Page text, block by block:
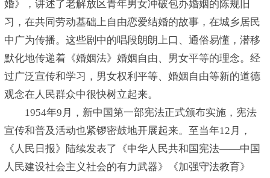
婚》，讲述了老解放区青年男女冲破包办婚姻的陈规旧
习，在共同劳动基础上自由恋爱结婚的故事，在城乡居民
中广为传播。这些剧中的唱段朗朗上口、通俗易懂，潜移
默化地传递着《婚姻法》婚姻自由、男女平等的理念。经
过广泛宣传和学习，男女权利平等、婚姻自由等新的道德
观念在人民群众中很快树立起来。
1954年9月，新中国第一部宪法正式颁布实施，宪法
宣传和普及活动也紧锣密鼓地开展起来。至当年12月，
《人民日报》陆续发表了《中华人民共和国宪法——中国
人民建设社会主义社会的有力武器》《加强守法教育》